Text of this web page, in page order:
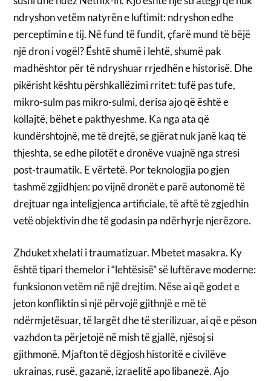
ndryshon vetëm natyrën e luftimit: ndryshon edhe
perceptimin e tij. Në fund të fundit, çfarë mund të bëjë
një dron i vogël? Është shumë i lehtë, shumë pak
madhështor për të ndryshuar rrjedhën e historisë. Dhe
pikërisht kështu përshkallëzimi rritet: tufë pas tufe,
mikro-sulm pas mikro-sulmi, derisa ajo që është e
kollajtë, bëhet e pakthyeshme. Ka nga ata që
kundërshtojnë, me të drejtë, se gjërat nuk janë kaq të
thjeshta, se edhe pilotët e dronëve vuajnë nga stresi
post-traumatik. E vërtetë. Por teknologjia po gjen
tashmë zgjidhjen: po vijnë dronët e parë autonomë të
drejtuar nga inteligjenca artificiale, të aftë të zgjedhin
vetë objektivin dhe të godasin pa ndërhyrje njerëzore.
Zhduket xhelati i traumatizuar. Mbetet masakra. Ky
është tipari themelor i “lehtësisë” së luftërave moderne:
funksionon vetëm në një drejtim. Nëse ai që godet e
jeton konfliktin si një përvojë gjithnjë e më të
ndërmjetësuar, të largët dhe të sterilizuar, ai që e pëson
vazhdon ta përjetojë në mish të gjallë, njësoj si
gjithmonë. Mjafton të dëgjosh historitë e civilëve
ukrainas, rusë, gazanë, izraelitë apo libanezë. Ajo